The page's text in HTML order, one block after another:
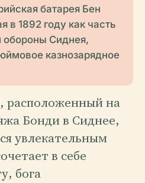
батарея Бен
в 1892 году как часть
обороны Сиднея,
казнозарядное
расположенный на
Бонди в Сиднее,
увлекательным
в себе
бога